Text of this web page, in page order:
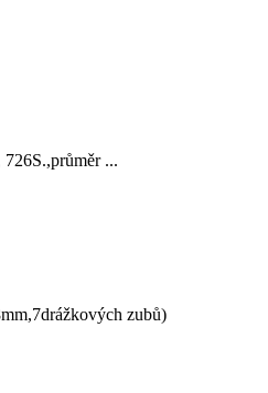
...
zubů)